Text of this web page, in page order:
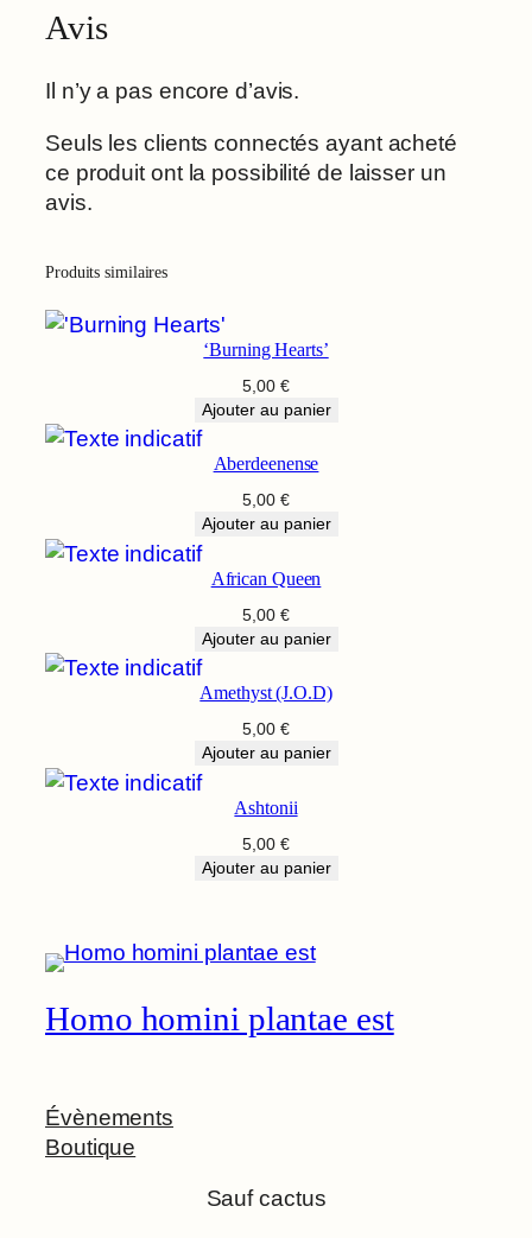
o
C
o
m
a
t
Avis
Il n’y a pas encore d’avis.
Seuls les clients connectés ayant acheté
ce produit ont la possibilité de laisser un
avis.
Produits similaires
‘Burning Hearts’
5,00 €
Ajouter au panier
Aberdeenense
5,00 €
Ajouter au panier
African Queen
5,00 €
Ajouter au panier
Amethyst (J.O.D)
5,00 €
Ajouter au panier
Ashtonii
5,00 €
Ajouter au panier
Homo homini plantae est
Évènements
Boutique
Sauf cactus